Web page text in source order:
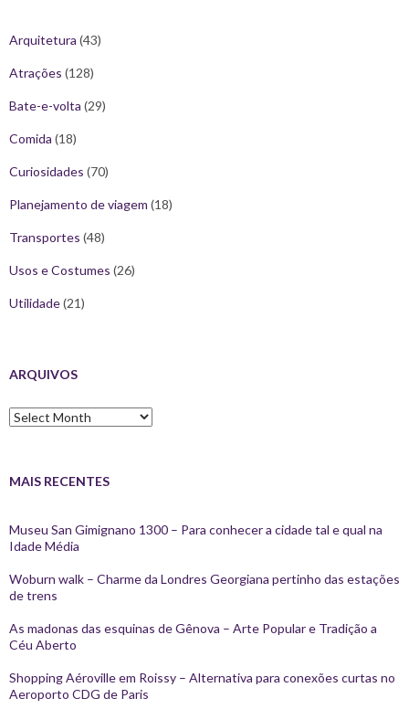
Arquitetura (43)
Atrações (128)
Bate-e-volta (29)
Comida (18)
Curiosidades (70)
Planejamento de viagem (18)
Transportes (48)
Usos e Costumes (26)
Utilidade(21)
ARQUIVOS
Arquivos
MAIS RECENTES
Museu San Gimignano 1300 – Para conhecer a cidade tal e qual na
Idade Média
Woburn walk – Charme da Londres Georgiana pertinho das estações
de trens
As madonas das esquinas de Gênova – Arte Popular e Tradição a
Céu Aberto
Shopping Aéroville em Roissy – Alternativa para conexões curtas no
Aeroporto CDG de Paris